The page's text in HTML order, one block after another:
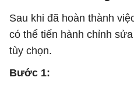
Sau khi đã hoàn thành
có thể tiến hành chỉnh
tùy chọn.
Bước 1: